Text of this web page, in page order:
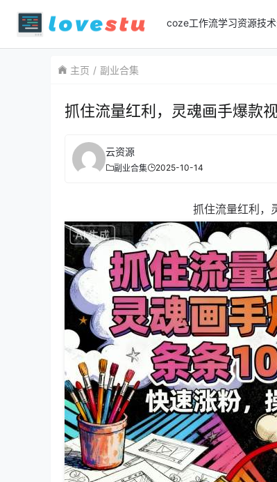
coze工作流学习资源技
主页 副业合集
抓住流量红利，灵魂画手爆款
云资源
副业合集 2025-10-14
抓住流量红利，